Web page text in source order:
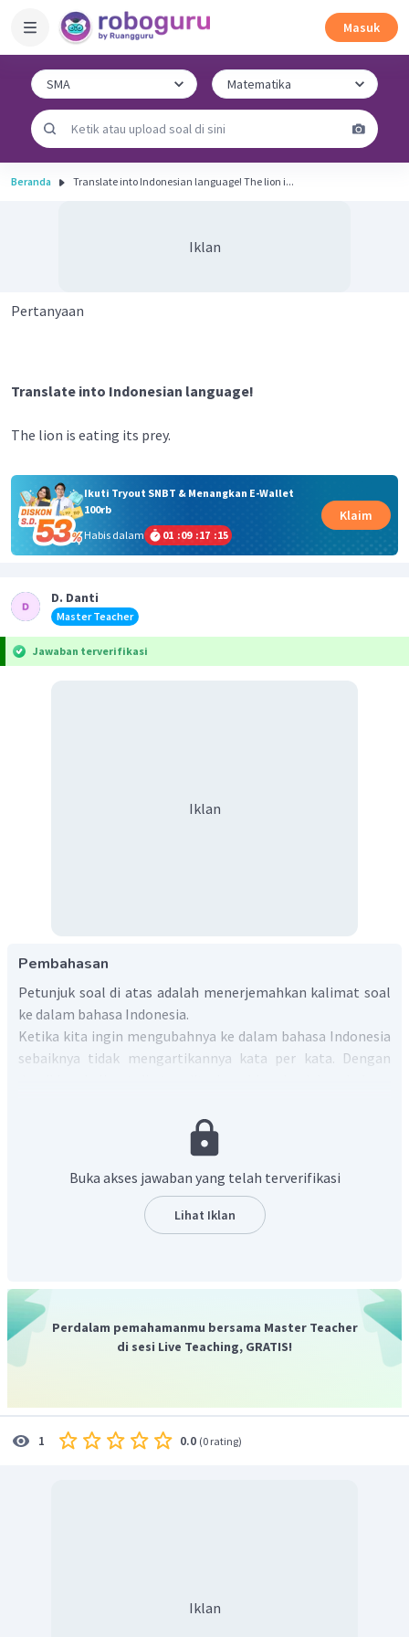
Masuk
Beranda Translate into Indonesian language! The lion i...
Iklan
Pertanyaan
Translate into Indonesian language!
The lion is eating its prey.
Ikuti Tryout SNBT & Menangkan E-Wallet
100rb
Habis dalam
01 :09 :17 :15
Klaim
D. Danti
Master Teacher
Jawaban terverifikasi
Iklan
Pembahasan
Petunjuk soal di atas adalah menerjemahkan kalimat soal
ke dalam bahasa Indonesia.
Ketika kita ingin mengubahnya ke dalam bahasa Indonesia
sebaiknya tidak mengartikannya kata per kata. Dengan
Jadi, seperti itulah jawaban untuk soal di atas.
Buka akses jawaban yang telah terverifikasi
Lihat Iklan
Perdalam pemahamanmu bersama Master Teacher
di sesi Live Teaching, GRATIS!
1 0.0 (0 rating)
Iklan